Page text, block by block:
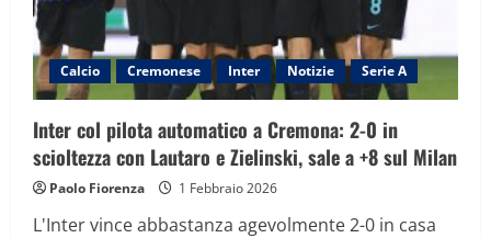
Calcio Cremonese Inter Notizie Serie A
Inter col pilota automatico a Cremona: 2-0 in
scioltezza con Lautaro e Zielinski, sale a +8 sul Milan
Paolo Fiorenza 1 Febbraio 2026
L'Inter vince abbastanza agevolmente 2-0 in casa